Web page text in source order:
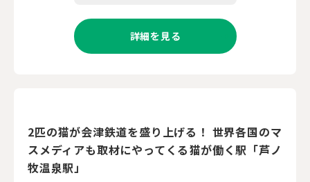
詳細を見る
2匹の猫が会津鉄道を盛り上げる！ 世界各国のマ
スメディアも取材にやってくる猫が働く駅「芦ノ
牧温泉駅」